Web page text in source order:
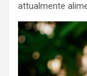
attualmente